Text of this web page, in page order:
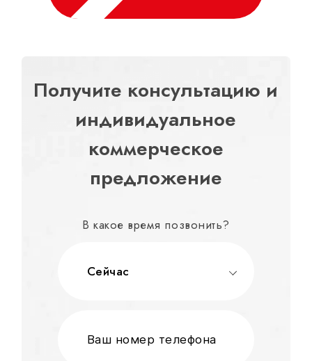
Получите консультацию и
индивидуальное
коммерческое
предложение
В какое время позвонить?
Сейчас